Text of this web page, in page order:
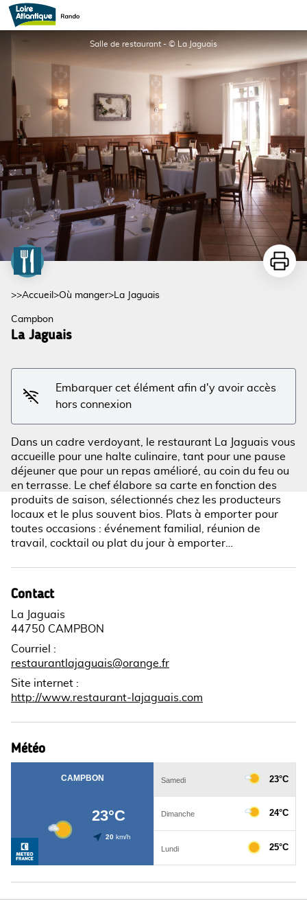
La Jaguais
Salle de restaurant - © La Jaguais
Voir l'image en plein écran
>>Accueil >Où manger>La Jaguais
Campbon
La Jaguais
Embarquer cet élément afin d'y avoir accès
hors connexion
Dans un cadre verdoyant, le restaurant La Jaguais vous
accueille pour une halte culinaire, tant pour une pause
déjeuner que pour un repas amélioré, au coin du feu ou
en terrasse. Le chef élabore sa carte en fonction des
produits de saison, sélectionnés chez les producteurs
locaux et le plus souvent bios. Plats à emporter pour
toutes occasions : événement familial, réunion de
travail, cocktail ou plat du jour à emporter…
Contact
La Jaguais
44750 CAMPBON
Courriel
:
restaurantlajaguais@orange.fr
Site internet :
http://www.restaurant-lajaguais.com
Météo